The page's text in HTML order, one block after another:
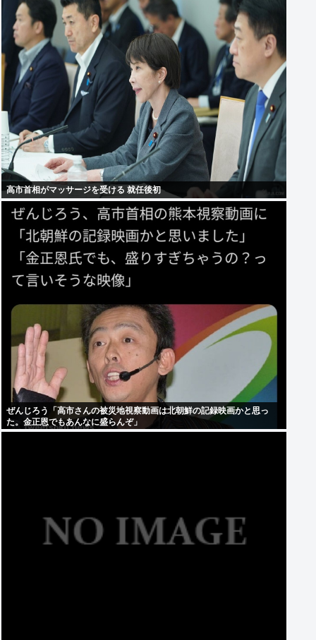
高市首相がマッサージを受ける 就任後初
ぜんじろう「高市さんの被災地視察動画は北朝鮮の記録映画かと思っ
た。金正恩でもあんなに盛らんぞ」